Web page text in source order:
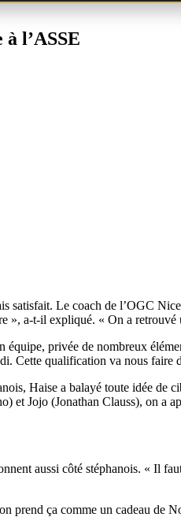
l’ASSE
satisfait. Le coach de l’OGC
», a-t-il expliqué. « On a
privée de nombreux
Cette qualification va nous faire
Haise a balayé toute idée
et Jojo (Jonathan Clauss), on a
aussi côté stéphanois. « Il
prend ça comme un cadeau de